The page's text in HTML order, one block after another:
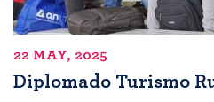
22 MAY, 2025
Diplomado Turismo